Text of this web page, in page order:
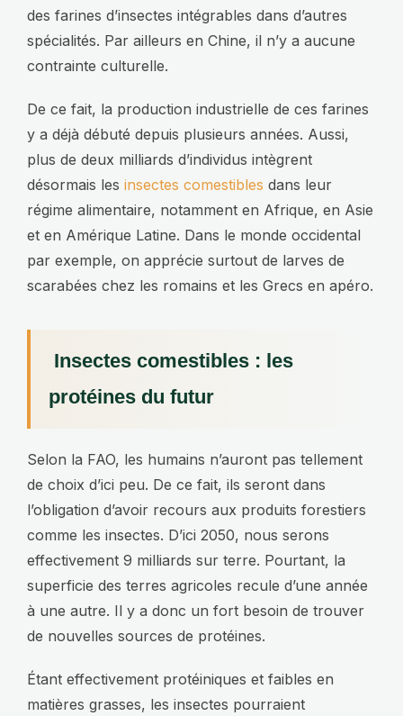
des farines d’insectes intégrables dans d’autres
spécialités. Par ailleurs en Chine, il n’y a aucune
contrainte culturelle.
De ce fait, la production industrielle de ces farines
y a déjà débuté depuis plusieurs années. Aussi,
plus de deux milliards d’individus intègrent
désormais les insectes comestibles dans leur
régime alimentaire, notamment en Afrique, en Asie
et en Amérique Latine. Dans le monde occidental
par exemple, on apprécie surtout de larves de
scarabées chez les romains et les Grecs en apéro.
Insectes comestibles : les
protéines du futur
Selon la FAO, les humains n’auront pas tellement
de choix d’ici peu. De ce fait, ils seront dans
l’obligation d’avoir recours aux produits forestiers
comme les insectes. D’ici 2050, nous serons
effectivement 9 milliards sur terre. Pourtant, la
superficie des terres agricoles recule d’une année
à une autre. Il y a donc un fort besoin de trouver
de nouvelles sources de protéines.
Étant effectivement protéiniques et faibles en
matières grasses, les insectes pourraient